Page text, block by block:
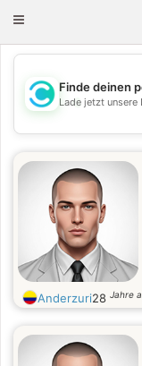
Toggle
💖
Finde deinen
Lade jetzt
Anderzuri28 Jahre